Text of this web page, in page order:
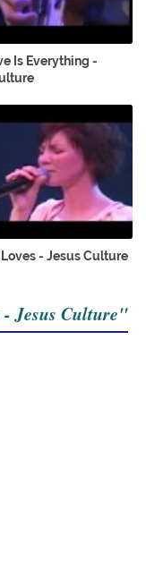
Is Everything -
Loves - Jesus Culture
Jesus Culture"